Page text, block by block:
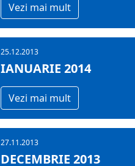
Vezi mai mult
25.12.2013
IANUARIE 2014
Vezi mai mult
27.11.2013
DECEMBRIE 2013